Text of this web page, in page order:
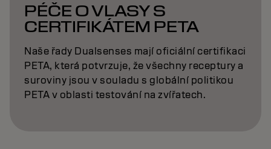
PÉČE O VLASY S
CERTIFIKÁTEM PETA
Naše řady Dualsenses mají oficiální certifikaci
PETA, která potvrzuje, že všechny receptury a
suroviny jsou v souladu s globální politikou
PETA v oblasti testování na zvířatech.